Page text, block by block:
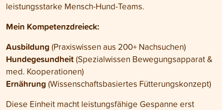
leistungsstarke Mensch-Hund-Teams.
Mein Kompetenzdreieck:
Ausbildung (Praxiswissen aus 200+ Nachsuchen)
Hundegesundheit(Spezialwissen Bewegungsapparat &
med. Kooperationen)
Ernährung (Wissenschaftsbasiertes Fütterungskonzept)
Diese Einheit macht leistungsfähige Gespanne erst